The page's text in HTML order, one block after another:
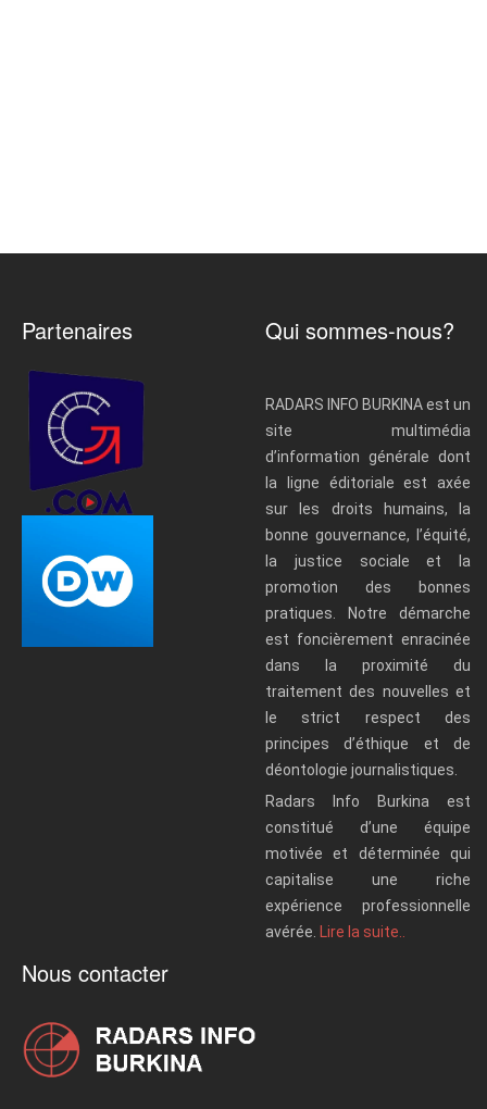
Partenaires Qui sommes-nous?
RADARS INFO BURKINA est un
site multimédia
d’information générale dont
la ligne éditoriale est axée
sur les droits humains, la
bonne gouvernance, l’équité,
la justice sociale et la
promotion des bonnes
pratiques. Notre démarche
est foncièrement enracinée
dans la proximité du
traitement des nouvelles et
le strict respect des
principes d’éthique et de
déontologie journalistiques.
Radars Info Burkina est
constitué d’une équipe
motivée et déterminée qui
capitalise une riche
expérience professionnelle
avérée. Lire la suite..
Nous contacter